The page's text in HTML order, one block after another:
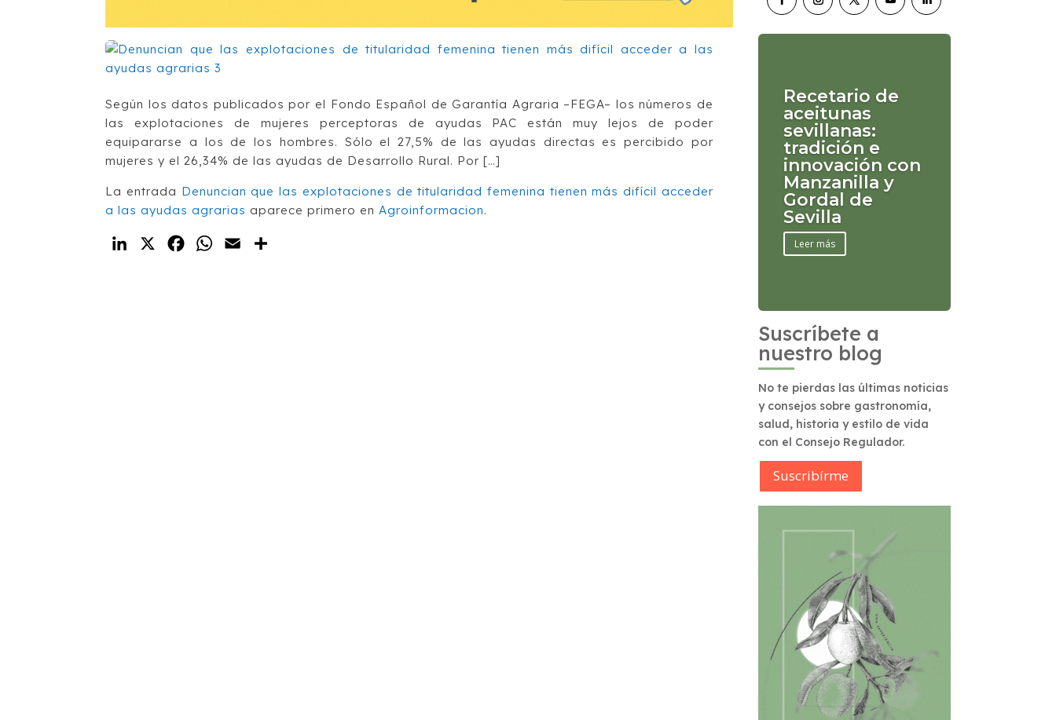
Según los datos publicados por el Fondo Español de Garantía Agraria –FEGA– los números de
las explotaciones de mujeres perceptoras de ayudas PAC están muy lejos de poder
equipararse a los de los hombres. Sólo el 27,5% de las ayudas directas es percibido por
mujeres y el 26,34% de las ayudas de Desarrollo Rural. Por […]
La entrada Denuncian que las explotaciones de titularidad femenina tienen más difícil acceder
a las ayudas agrarias aparece primero en Agroinformacion.
LinkedIn
X FacebookWhatsApp
Email
Recetario de
aceitunas
sevillanas:
tradición e
innovación con
Manzanilla y
Gordal de
Sevilla
Leer más
Suscríbete a
nuestro blog
No te pierdas las últimas noticias
y consejos sobre gastronomía,
salud, historia y estilo de vida
con el Consejo Regulador.
Suscribírme